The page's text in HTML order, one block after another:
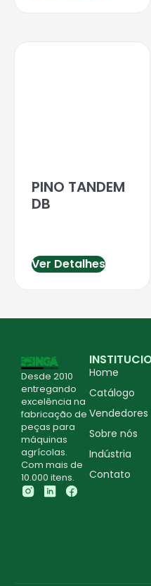
PINO TANDEM
DB
Ver Detalhes
Desde 2010
entregando
excelência na
fabricação de
peças para
máquinas
agrícolas.
Com mais de
10.000 itens.
Home
Catálogo
Vendedores
Sobre nós
Indústria
Contato